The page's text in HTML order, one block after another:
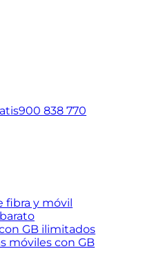
900 838 770
fibra y móvil
GB ilimitados
móviles con GB